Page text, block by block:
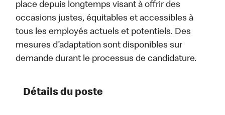
place depuis longtemps visant à offrir des
occasions justes, équitables et accessibles à
tous les employés actuels et potentiels. Des
mesures d’adaptation sont disponibles sur
demande durant le processus de candidature.
Détails du poste